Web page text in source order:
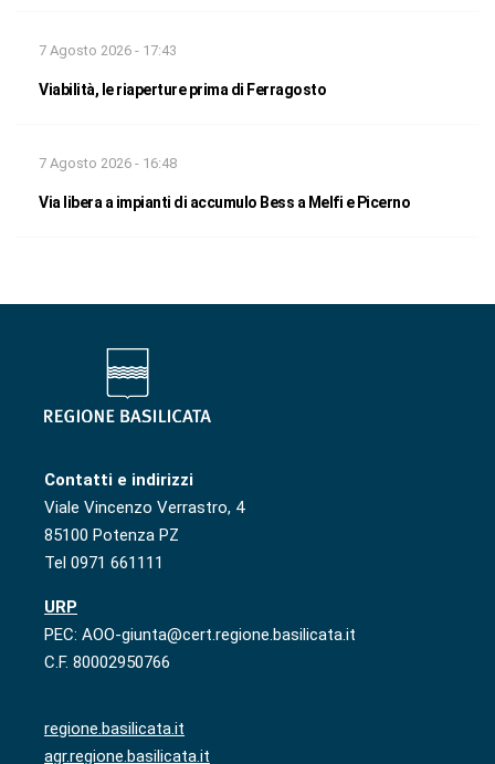
7 Agosto 2026 - 17:43
Viabilità, le riaperture prima di Ferragosto
7 Agosto 2026 - 16:48
Via libera a impianti di accumulo Bess a Melfi e Picerno
Contatti e indirizzi
Viale Vincenzo Verrastro, 4
85100 Potenza PZ
Tel 0971 661111
URP
PEC: AOO-giunta@cert.regione.basilicata.it
C.F. 80002950766
regione.basilicata.it
agr.regione.basilicata.it